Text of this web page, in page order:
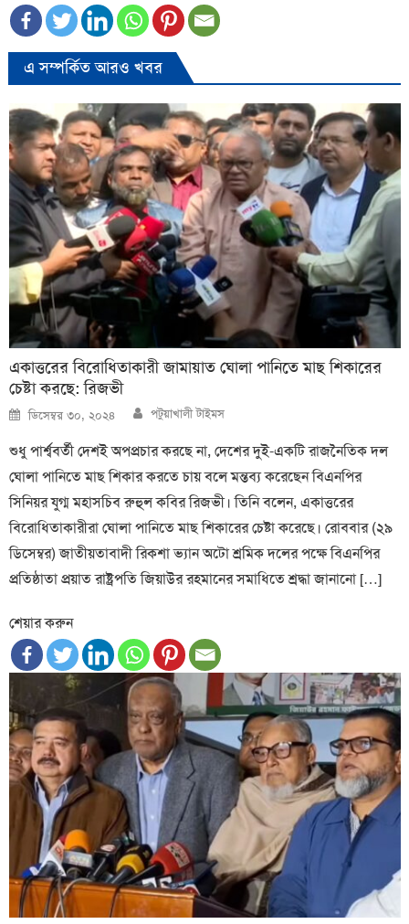
এ সম্পর্কিত আরও খবর
একাত্তরের বিরোধিতাকারী জামায়াত ঘোলা পানিতে মাছ শিকারের
চেষ্টা করছে: রিজভী
Posted
on
ডিসেম্বর ৩০, ২০২৪ Author
পটুয়াখালী টাইমস
শুধু পার্শ্ববর্তী দেশই অপপ্রচার করছে না, দেশের দুই-একটি রাজনৈতিক দল
ঘোলা পানিতে মাছ শিকার করতে চায় বলে মন্তব্য করেছেন বিএনপির
সিনিয়র যুগ্ম মহাসচিব রুহুল কবির রিজভী। তিনি বলেন, একাত্তরের
বিরোধিতাকারীরা ঘোলা পানিতে মাছ শিকারের চেষ্টা করেছে। রোববার (২৯
ডিসেম্বর) জাতীয়তাবাদী রিকশা ভ্যান অটো শ্রমিক দলের পক্ষে বিএনপির
প্রতিষ্ঠাতা প্রয়াত রাষ্ট্রপতি জিয়াউর রহমানের সমাধিতে শ্রদ্ধা জানানো […]
শেয়ার করুন